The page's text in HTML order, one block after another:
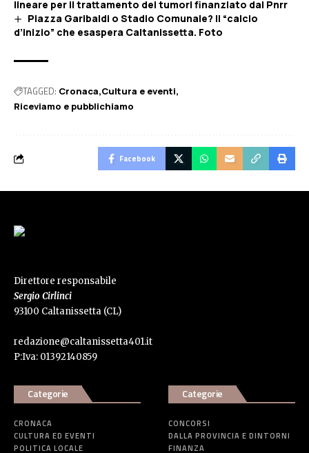
lineare per il trattamento dei tumori finanziato dal Pnrr
Piazza Garibaldi o Stadio Comunale? Il “calcio
d’inizio” che esaspera Caltanissetta. Foto
TAGGED: Cronaca Cultura e eventi
Riceviamo e pubblichiamo
Facebook
Direttore responsabile
Sergio Cirlinci
93100 Caltanissetta (CL)
redazione@caltanissetta401.it
P:Iva: 01392140859
Categorie
CRONACA
CULTURA ED EVENTI
POLITICA LOCALE
Categorie
CONCORSI
DALLA PROVINCIA E DINTORNI
FINANZA